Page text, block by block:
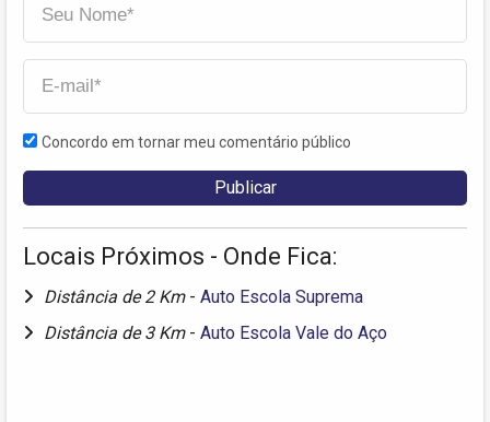
Concordo em tornar meu comentário público
Locais Próximos - Onde Fica:
Distância de 2 Km - Auto Escola Suprema
Distância de 3 Km - Auto Escola Vale do Aço